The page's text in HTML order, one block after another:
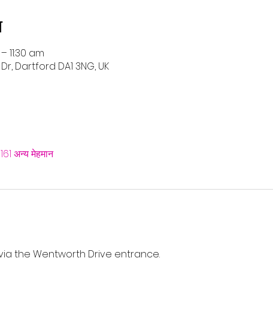
11:30 am
Dartford DA1 3NG, UK
अन्य मेहमान
via the Wentworth Drive entrance.